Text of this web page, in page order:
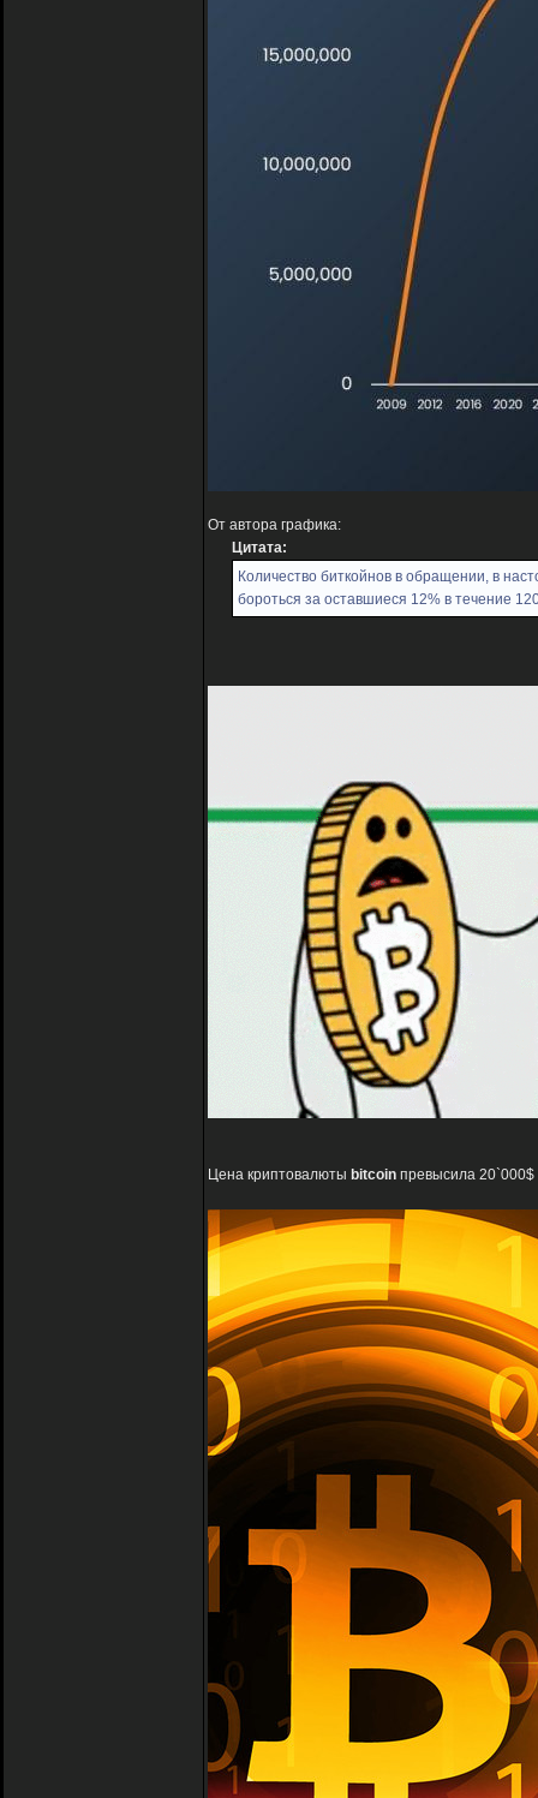
От автора графика:
Цитата:
Количество биткойнов в обращении, в
бороться за оставшиеся 12% в течение
Цена криптовалюты bitcoin превысила 20`000$